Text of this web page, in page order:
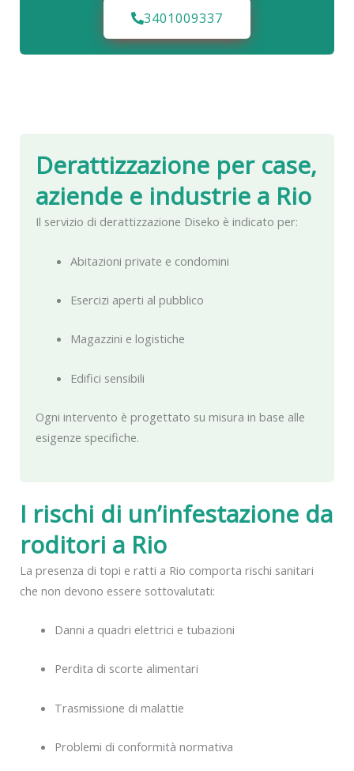
3401009337
I rischi di un’infestazione da
roditori a Rio
La presenza di topi e ratti a Rio comporta rischi sanitari
che non devono essere sottovalutati:
Danni a quadri elettrici e tubazioni
Perdita di scorte alimentari
Trasmissione di malattie
Problemi di conformità normativa
Derattizzazione per case,
aziende e industrie a Rio
Il servizio di derattizzazione Diseko è indicato per:
Abitazioni private e condomini
Esercizi aperti al pubblico
Magazzini e logistiche
Edifici sensibili
Ogni intervento è progettato su misura in base alle
esigenze specifiche.